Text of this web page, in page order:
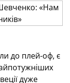
до плей-оф, є
дуже